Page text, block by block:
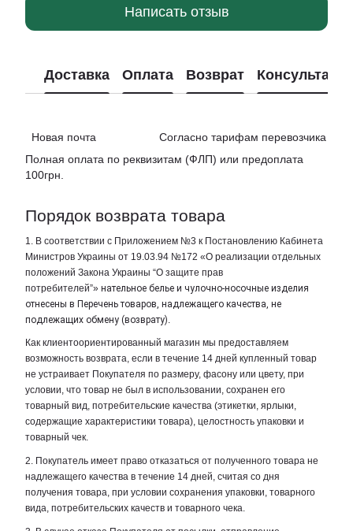
Написать отзыв
Доставка Оплата Возврат
Новая почта Согласно тарифам перевозчика
Полная оплата по реквизитам (ФЛП) или предоплата
100грн.
Порядок возврата товара
1. В соответствии с Приложением №3 к Постановлению Кабинета
Министров Украины от 19.03.94 №172 «О реализации отдельных
положений Закона Украины “О защите прав
потребителей”» нательное белье и чулочно-носочные изделия
отнесены в Перечень товаров, надлежащего качества, не
подлежащих обмену (возврату).
Как клиентоориентированный магазин мы предоставляем
возможность возврата, если в течение 14 дней купленный товар
не устраивает Покупателя по размеру, фасону или цвету, при
условии, что товар не был в использовании, сохранен его
товарный вид, потребительские качества (этикетки, ярлыки,
содержащие характеристики товара), целостность упаковки и
товарный чек.
2. Покупатель имеет право отказаться от полученного товара не
надлежащего качества в течение 14 дней, считая со дня
получения товара, при условии сохранения упаковки, товарного
вида, потребительских качеств и товарного чека.